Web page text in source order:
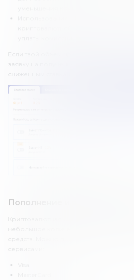
криптовалютной биржи. Он также
Если твой объем превысит 500 BTC в
заявку на получение статуса VIP, и
сниженным ставкам.
Пополнение и вывод
Криптовалютная биржа Huobi
небольшое количество способов
средств. Можно пользоваться
сервисами: